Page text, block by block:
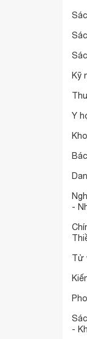
Kỹ
Y
-
Tử
-